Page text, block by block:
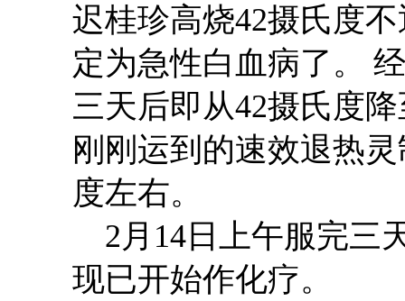
迟桂珍高烧42摄氏度
定为急性白血病了。
三天后即从42摄氏度
刚刚运到的速效退热
度左右。
2月14日上午服完三
现已开始作化疗。